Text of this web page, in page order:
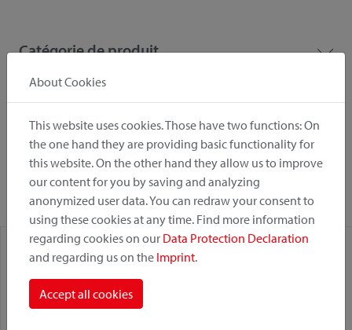
Catégorie de produit
Position de montage
Système de fixation
About Cookies
This website uses cookies. Those have two functions: On
the one hand they are providing basic functionality for
this website. On the other hand they allow us to improve
our content for you by saving and analyzing
anonymized user data. You can redraw your consent to
using these cookies at any time. Find more information
regarding cookies on our Data Protection Declaration
and regarding us on the Imprint.
Accept all cookies